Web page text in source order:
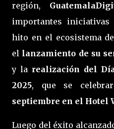
región,
importantes
hito en el ecosistema
el lanzamiento de su
y la realización del
2025, que se
septiembre en el Hotel
Luego del éxito